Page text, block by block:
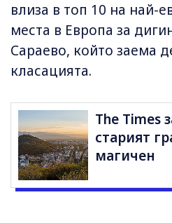
влиза в топ 10 на най-
места в Европа за
Сараево, който заема
класацията.
The Times
старият
магичен